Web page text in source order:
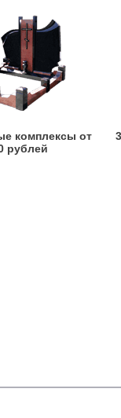
комплексы от
рублей